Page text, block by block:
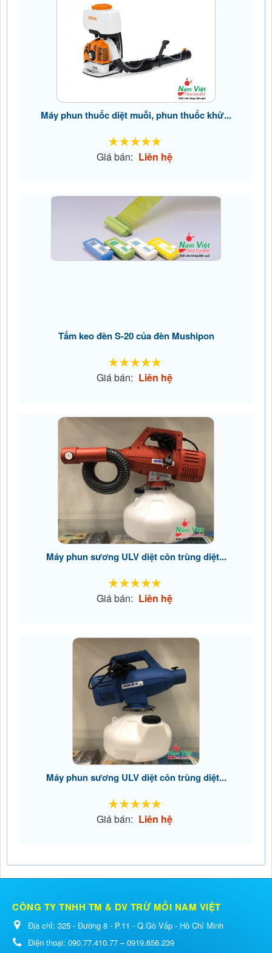
Máy phun thuốc diệt muỗi, phun thuốc khử...
Giá bán: Liên hệ
Tấm keo đèn S-20 của đèn Mushipon
Giá bán: Liên hệ
Máy phun sương ULV diệt côn trùng diệt...
Giá bán: Liên hệ
Máy phun sương ULV diệt côn trùng diệt...
Giá bán: Liên hệ
CÔNG TY TNHH TM & DV TRỪ MỐI NAM VIỆT
Địa chỉ: 325 - Đường 8 - P.11 - Q.Gò Vấp - Hồ Chí Minh
Điện thoại: 090.77.410.77 – 0919.656.239